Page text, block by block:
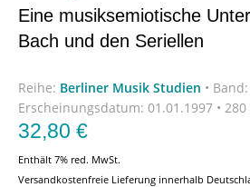
Eine musiksemiotische
Bach und den Seriellen
Reihe: Berliner Musik Studien •
Erscheinungsdatum: 01.01.1997 •
32,80 €
Enthält 7% red. MwSt.
Versandkostenfreie Lieferung innerhalb